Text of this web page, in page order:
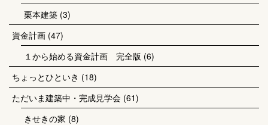
栗本建築 (3)
資金計画 (47)
１から始める資金計画 完全版 (6)
ちょっとひといき (18)
ただいま建築中・完成見学会 (61)
きせきの家 (8)